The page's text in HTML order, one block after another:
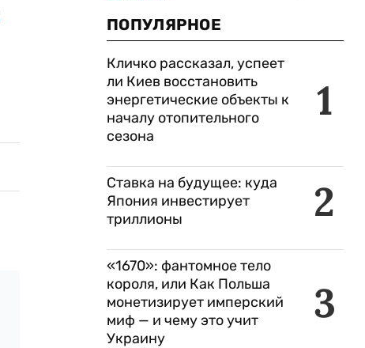
ПОПУЛЯРНОЕ
1
Кличко рассказал, успеет
ли Киев восстановить
энергетические объекты к
началу отопительного
сезона
2
Ставка на будущее: куда
Япония инвестирует
триллионы
3
«1670»: фантомное тело
короля, или Как Польша
монетизирует имперский
миф — и чему это учит
Украину